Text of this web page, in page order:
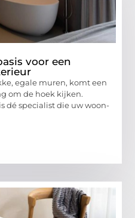
voor een
egale muren, komt een
om de hoek kijken.
dé specialist die uw woon-